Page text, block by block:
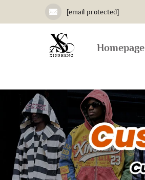
[email protected]
Homepage